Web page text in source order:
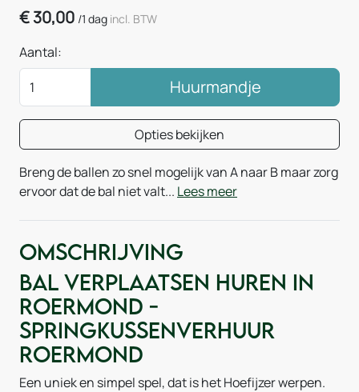
€30,00 /1 dag incl. BTW
Aantal:
Huurmandje
Opties bekijken
Breng de ballen zo snel mogelijk van A naar B maar zorg
ervoor dat de bal niet valt... Lees meer
Omschrijving
Bal verplaatsen huren in
Roermond -
Springkussenverhuur
Roermond
Een uniek en simpel spel, dat is het Hoefijzer werpen.